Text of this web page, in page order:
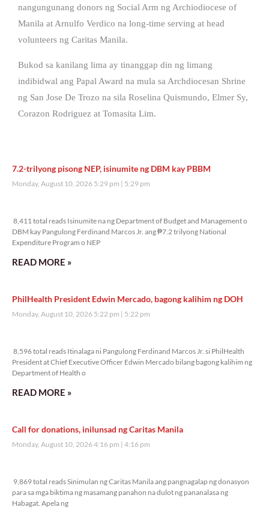
nangungunang donors ng Social Arm ng Archiodiocese of
Manila at Arnulfo Verdico na long-time serving at head
volunteers ng Caritas Manila.
Bukod sa kanilang lima ay tinanggap din ng limang
indibidwal ang Papal Award na mula sa Archdiocesan Shrine
ng San Jose De Trozo na sila Roselina Quismundo, Elmer Sy,
Corazon Rodriguez at Tomasita Lim.
7.2-trilyong pisong NEP, isinumite ng DBM kay PBBM
Monday, August 10, 2026 5:29 pm 5:29 pm
8,411 total reads Isinumite na ng Department of Budget and Management o
DBM kay Pangulong Ferdinand Marcos Jr. ang ₱7.2 trilyong National
Expenditure Program o NEP
READ MORE »
PhilHealth President Edwin Mercado, bagong kalihim ng DOH
Monday, August 10, 2026 5:22 pm 5:22 pm
8,596 total reads Itinalaga ni Pangulong Ferdinand Marcos Jr. si PhilHealth
President at Chief Executive Officer Edwin Mercado bilang bagong kalihim ng
Department of Health o
READ MORE »
Call for donations, inilunsad ng Caritas Manila
Monday, August 10, 2026 4:16 pm 4:16 pm
9,869 total reads Sinimulan ng Caritas Manila ang pangnagalap ng donasyon
para sa mga biktima ng masamang panahon na dulot ng pananalasa ng
Habagat. Apela ng